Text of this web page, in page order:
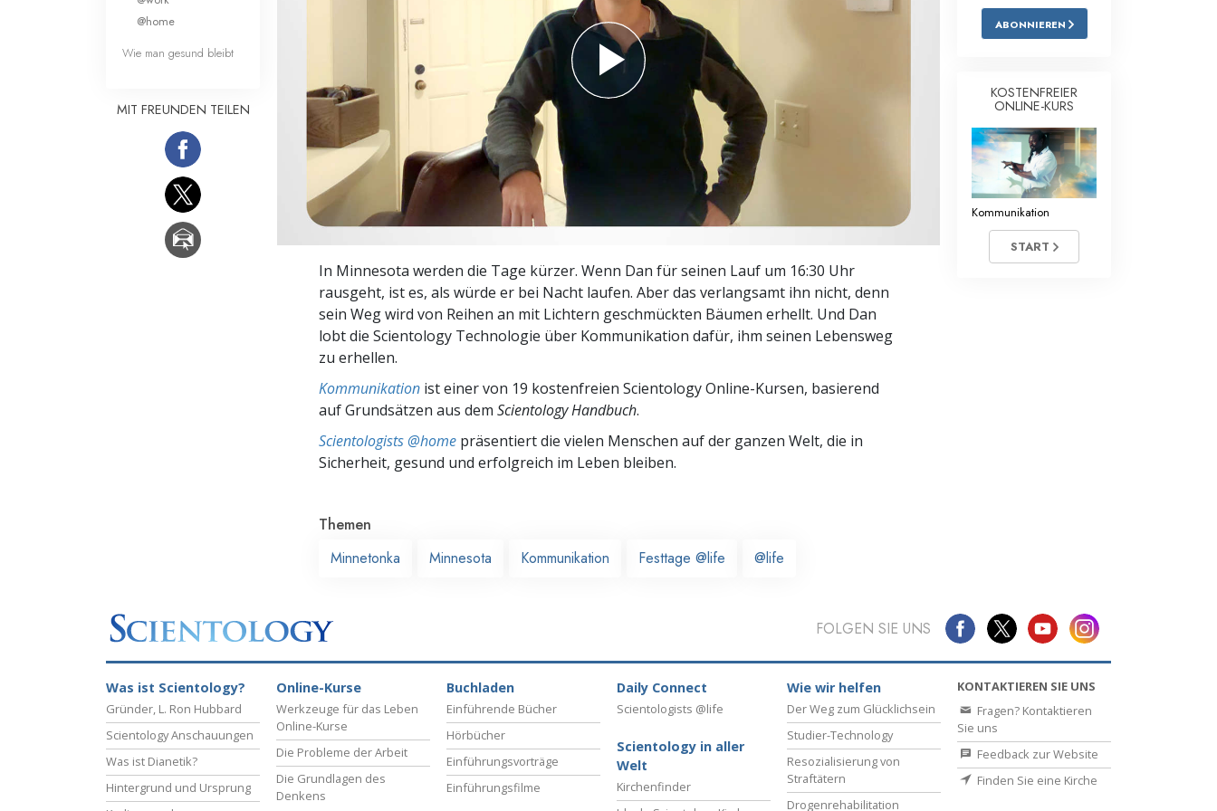
Antworten auf das Drogenproblem
Werkzeuge für den Arbeitsplatz
Ethik und die Zustände
Die Ursache von Unterdrückung
Ermittlungen
Grundlagen des Organisierens
In Minnesota werden die Tage kürzer. Wenn Dan für seinen Lauf um 16:30 Uhr
rausgeht, ist es, als würde er bei Nacht laufen. Aber das verlangsamt ihn nicht, denn
sein Weg wird von Reihen an mit Lichtern geschmückten Bäumen erhellt. Und Dan
lobt die Scientology Technologie über Kommunikation dafür, ihm seinen Lebensweg
zu erhellen.
Kommunikation ist einer von 19 kostenfreien Scientology Online-Kursen, basierend
auf Grundsätzen aus dem Scientology Handbuch.
Scientologists @home präsentiert die vielen Menschen auf der ganzen Welt, die in
Sicherheit, gesund und erfolgreich im Leben bleiben.
Themen
Minnetonka
Minnesota Kommunikation Festtage @life @life
@home
Wie man gesund bleibt
MIT FREUNDEN TEILEN
ABONNIEREN
KOSTENFREIER
ONLINE-KURS
Kommunikation
START
FOLGEN SIE UNS
Was ist Scientology?
Gründer, L. Ron Hubbard
Scientology Anschauungen
Was ist Dianetik?
Hintergrund und Ursprung
Online-Kurse
Werkzeuge für das Leben
Online-Kurse
Die Probleme der Arbeit
Die Grundlagen des
Denkens
Buchladen
Einführende Bücher
Hörbücher
Einführungsvorträge
Einführungsfilme
Daily Connect
Scientologists @life
Scientology in aller
Welt
Kirchenfinder
Wie wir helfen
Der Weg zum Glücklichsein
Studier-Technology
Resozialisierung von
Straftätern
Drogenrehabilitation
KONTAKTIEREN SIE UNS
Fragen? Kontaktieren
Sie uns
Feedback zur Website
Finden Sie eine Kirche